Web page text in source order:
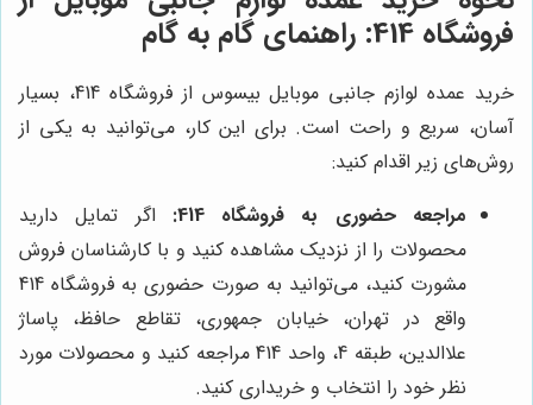
فروشگاه 414: راهنمای گام به گام
خرید عمده لوازم جانبی موبایل بیسوس از فروشگاه 414، بسیار
آسان، سریع و راحت است. برای این کار، می‌توانید به یکی از
روش‌های زیر اقدام کنید:
مراجعه حضوری به فروشگاه 414:
اگر تمایل دارید
محصولات را از نزدیک مشاهده کنید و با کارشناسان فروش
مشورت کنید، می‌توانید به صورت حضوری به فروشگاه 414
واقع در تهران، خیابان جمهوری، تقاطع حافظ، پاساژ
علاالدین، طبقه 4، واحد 414 مراجعه کنید و محصولات مورد
نظر خود را انتخاب و خریداری کنید.